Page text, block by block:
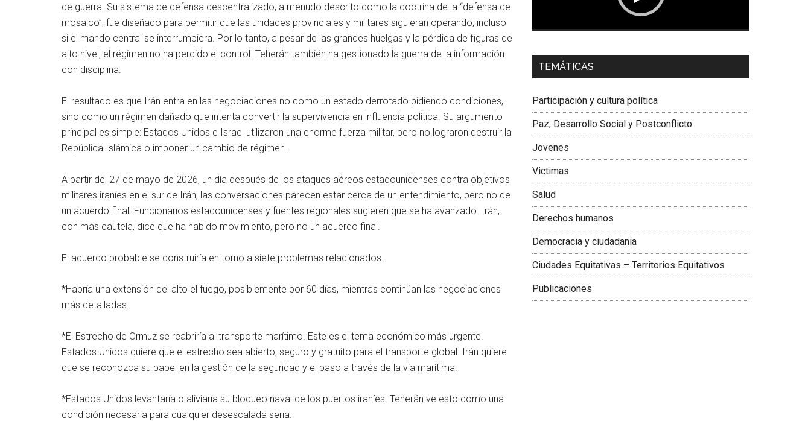
de guerra. Su sistema de defensa descentralizado, a menudo descrito como la doctrina de la “defensa de
mosaico”, fue diseñado para permitir que las unidades provinciales y militares siguieran operando, incluso
si el mando central se interrumpiera. Por lo tanto, a pesar de las grandes huelgas y la pérdida de figuras de
alto nivel, el régimen no ha perdido el control. Teherán también ha gestionado la guerra de la información
con disciplina.
El resultado es que Irán entra en las negociaciones no como un estado derrotado pidiendo condiciones,
sino como un régimen dañado que intenta convertir la supervivencia en influencia política. Su argumento
principal es simple: Estados Unidos e Israel utilizaron una enorme fuerza militar, pero no lograron destruir la
República Islámica o imponer un cambio de régimen.
A partir del 27 de mayo de 2026, un día después de los ataques aéreos estadounidenses contra objetivos
militares iraníes en el sur de Irán, las conversaciones parecen estar cerca de un entendimiento, pero no de
un acuerdo final. Funcionarios estadounidenses y fuentes regionales sugieren que se ha avanzado. Irán,
con más cautela, dice que ha habido movimiento, pero no un acuerdo final.
El acuerdo probable se construiría en torno a siete problemas relacionados.
*Habría una extensión del alto el fuego, posiblemente por 60 días, mientras continúan las negociaciones
más detalladas.
*El Estrecho de Ormuz se reabriría al transporte marítimo. Este es el tema económico más urgente.
Estados Unidos quiere que el estrecho sea abierto, seguro y gratuito para el transporte global. Irán quiere
que se reconozca su papel en la gestión de la seguridad y el paso a través de la vía marítima.
*Estados Unidos levantaría o aliviaría su bloqueo naval de los puertos iraníes. Teherán ve esto como una
condición necesaria para cualquier desescalada seria.
Dra. Carolina Corcho Mejía,
Latinoamericana Sur, Vicepresidenta Federación
TEMÁTICAS
Participación y cultura política
Paz, Desarrollo Social y Postconflicto
Jovenes
Victimas
Salud
Derechos humanos
Democracia y ciudadania
Ciudades Equitativas – Territorios Equitativos
Publicaciones